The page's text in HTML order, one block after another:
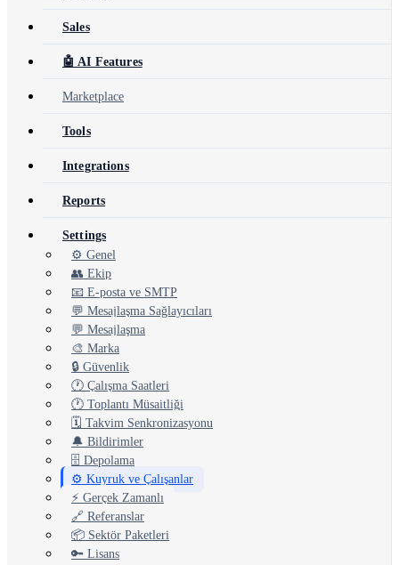
Sales
🤖 AI Features
Marketplace
Tools
Integrations
Reports
Settings
⚙️ Genel
👥 Ekip
📧 E-posta ve SMTP
💬 Mesajlaşma Sağlayıcıları
💬 Mesajlaşma
🎨 Marka
🔒 Güvenlik
🕐 Çalışma Saatleri
🕐 Toplantı Müsaitliği
🗓️ Takvim Senkronizasyonu
🔔 Bildirimler
🗄️ Depolama
⚙️ Kuyruk ve Çalışanlar
⚡ Gerçek Zamanlı
🔗 Referanslar
📦 Sektör Paketleri
🔑 Lisans